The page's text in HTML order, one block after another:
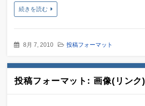
続きを読む
8月 7, 2010 投稿フォーマット
投稿フォーマット: 画像(リンク)